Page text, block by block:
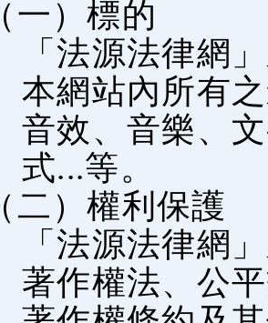
（一）標的
「法源法律網
本網站內所有
音效、音樂、
式...等。
（二）權利保護
「法源法律網
著作權法、公